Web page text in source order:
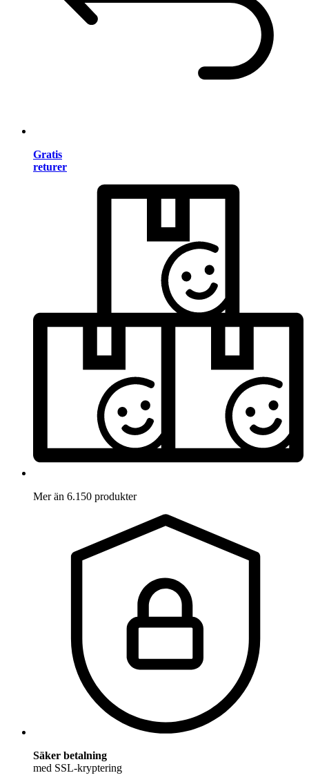
Gratis
returer
Mer än 6.150 produkter
Säker betalning
med SSL-kryptering